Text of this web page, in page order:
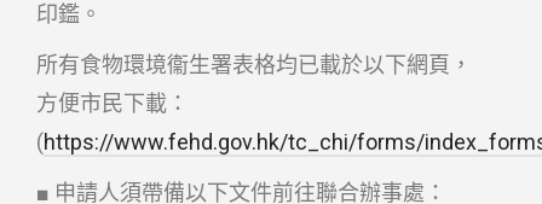
印鑑。
所有食物環境衞生署表格均已載於以下網頁，
方便市民下載：
(https://www.fehd.gov.hk/tc_chi/forms/
■ 申請人須帶備以下文件前往聯合辦事處：